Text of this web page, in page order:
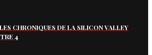
CHRONIQUES DE LA SILICON VALLEY
4